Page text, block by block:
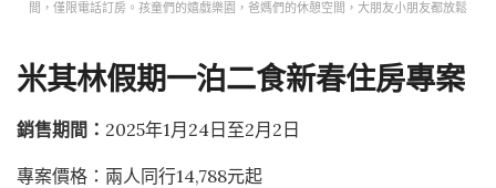
間，僅限電話訂房。孩童們的嬉戲樂園，爸媽們的休憩空間，大朋友小朋友都放鬆
米其林假期一泊二食新春住房專案
銷售期間： 2025年1月24日至2月2日
專案價格：兩人同行14,788元起